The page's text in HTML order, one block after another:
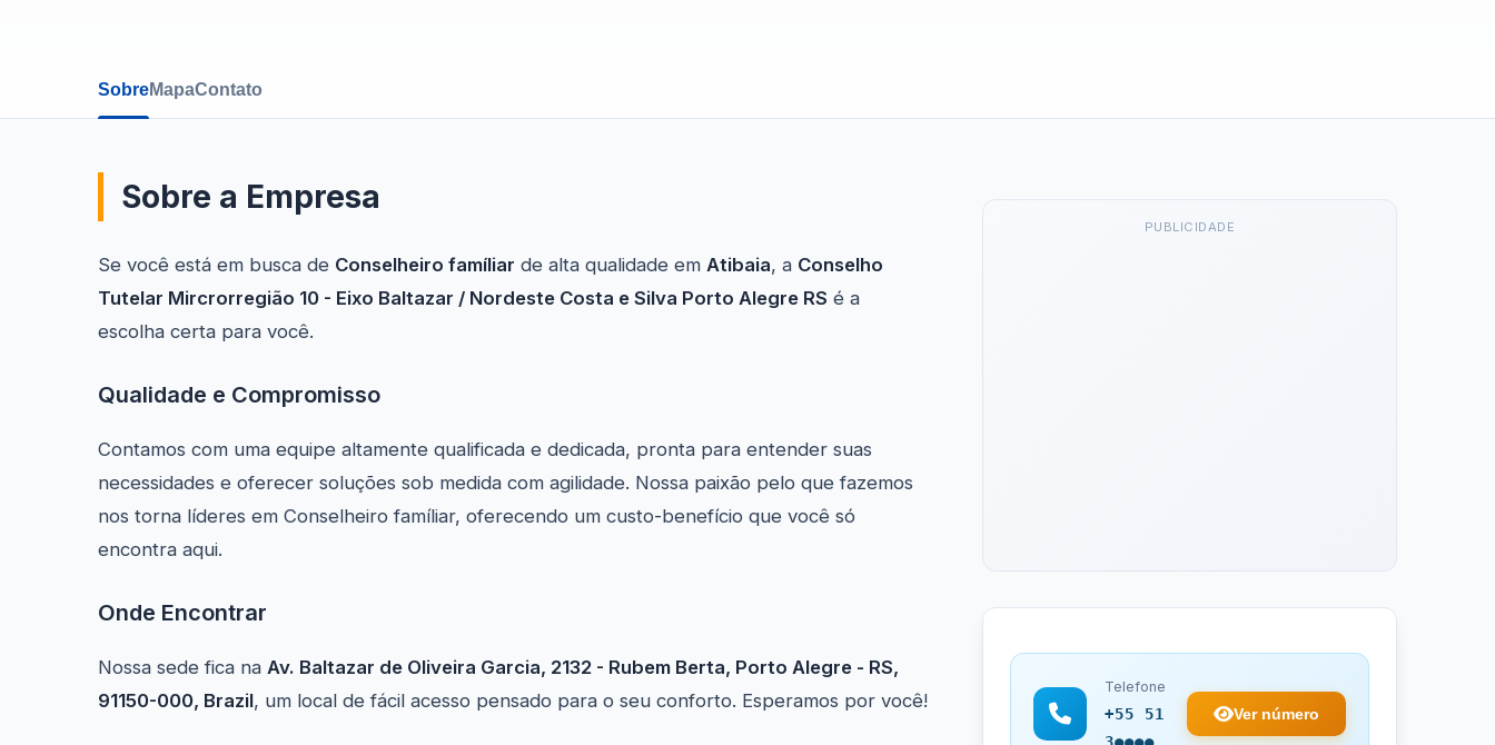
SobreMapaContato
Sobre a Empresa
Se você está em busca de Conselheiro famíliar de alta qualidade em Atibaia, a Conselho
Tutelar Mircrorregião 10 - Eixo Baltazar / Nordeste Costa e Silva Porto Alegre RS é a
escolha certa para você.
Qualidade e Compromisso
Contamos com uma equipe altamente qualificada e dedicada, pronta para entender suas
necessidades e oferecer soluções sob medida com agilidade. Nossa paixão pelo que fazemos
nos torna líderes em Conselheiro famíliar, oferecendo um custo-benefício que você só
encontra aqui.
Onde Encontrar
Nossa sede fica na Av. Baltazar de Oliveira Garcia, 2132 - Rubem Berta, Porto Alegre - RS,
91150-000, Brazil, um local de fácil acesso pensado para o seu conforto. Esperamos por você!
PUBLICIDADE
Telefone
+55 51
Ver número